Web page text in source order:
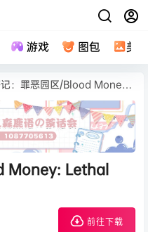
游戏 图包 美
罪恶园区/Blood Money: Lethal Eden
Money: Lethal
前往下载